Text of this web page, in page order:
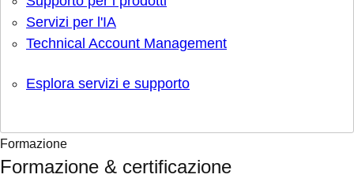
Servizi per l'IA
Technical Account Management
Esplora servizi e supporto
Formazione
Formazione & certificazione